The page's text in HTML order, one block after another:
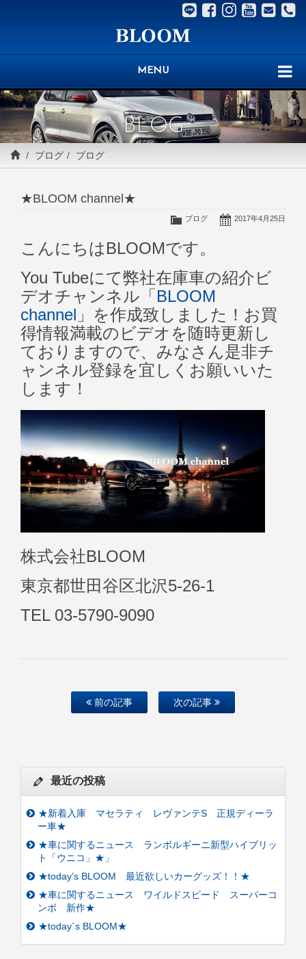
MENU
BLOG
ブログ ブログ
★BLOOM channel★
2017年4月25日
ブログ
こんにちはBLOOMです。
You Tubeにて弊社在庫車の紹介ビ
デオチャンネル「 BLOOM
channel 」を作成致しました！お買
得情報満載のビデオを随時更新し
ておりますので、みなさん是非チ
ャンネル登録を宜しくお願いいた
します！
株式会社BLOOM
東京都世田谷区北沢5-26-1
TEL 03-5790-9090
前の記事 次の記事
最近の投稿
★新着入庫 マセラティ レヴァンテS 正規ディーラ
ー車★
★車に関するニュース ランボルギーニ新型ハイブリッ
ト「ウニコ」★」
★today’s BLOOM 最近欲しいカーグッズ！！★
★車に関するニュース ワイルドスピード スーパーコ
ンボ 新作★
★today`s BLOOM★